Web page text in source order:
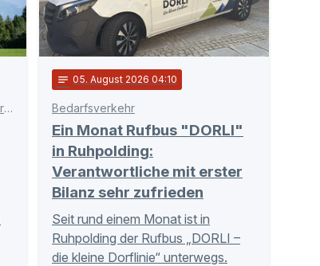
Schnittstelle zwischen Bahn und Fahrgästen
notes 05. August 2026 04:10
Bedarfsverkehr
Ein Monat Rufbus "DORLI"
in Ruhpolding:
Verantwortliche mit erster
Bilanz sehr zufrieden
Seit rund einem Monat ist in
Ruhpolding der Rufbus „DORLI –
die kleine Dorflinie“ unterwegs.